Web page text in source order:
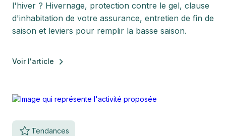
l'hiver ? Hivernage, protection contre le gel, clause
d'inhabitation de votre assurance, entretien de fin de
saison et leviers pour remplir la basse saison.
Voir l'article
Tendances